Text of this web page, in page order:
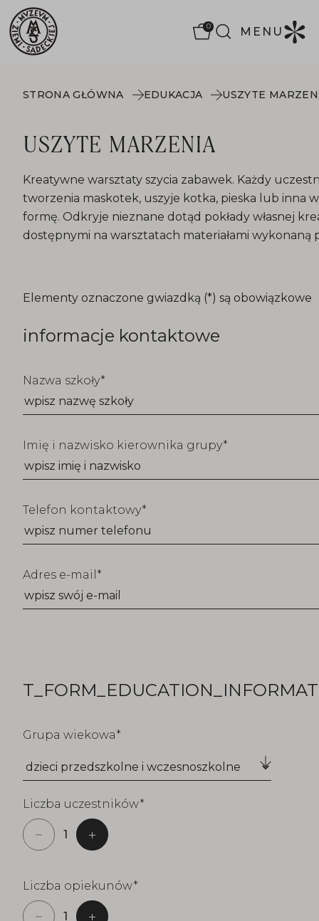
0 MENU
STRONA GŁÓWNA EDUKACJA USZYTE
USZYTE MARZENIA
Kreatywne warsztaty szycia zabawek. Każdy
tworzenia maskotek, uszyje kotka, pieska lub inna
formę. Odkryje nieznane dotąd pokłady własnej
dostępnymi na warsztatach materiałami wykonaną
T_FORM_EDUCATION_TITLE
Elementy oznaczone gwiazdką (*) są obowiązkowe
informacje kontaktowe
Nazwa szkoły
Imię i nazwisko kierownika grupy
Telefon kontaktowy
Adres e-mail
Grupa wiekowa
Liczba uczestników
Liczba opiekunów